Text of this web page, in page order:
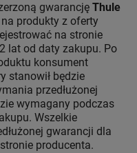
gwarancję Thule
na produkty z oferty
na stronie
lat od daty zakupu. Po
konsument
stanowił będzie
przedłużonej
wymagany podczas
Wszelkie
gwarancji dla
producenta.